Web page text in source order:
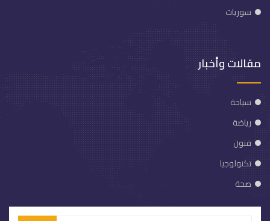
سوريات
مقالات وأخبار
سياحة
رياضة
فنون
تكنولوجيا
صحة